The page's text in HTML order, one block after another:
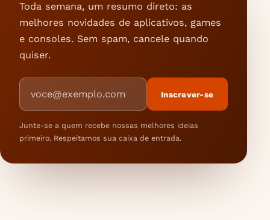
Toda semana, um resumo direto: as
melhores novidades de aplicativos, games
e consoles. Sem spam, cancele quando
quiser.
Endereço de e-mail
Inscrever-se
Junte-se a quem recebe nossas melhores ideias
primeiro. Respeitamos sua caixa de entrada.